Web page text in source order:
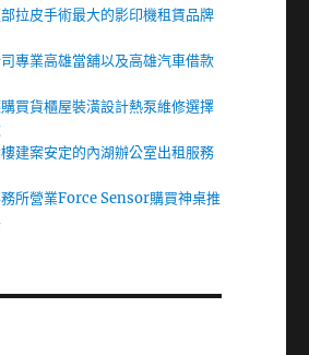
拉皮手術最大的影印機租賃品牌
專業高雄當舖以及高雄汽車借款
買貨櫃屋裝潢設計熱泵維修選擇
建案安定的內湖辦公室出租服務
所營業Force Sensor購買神桌推